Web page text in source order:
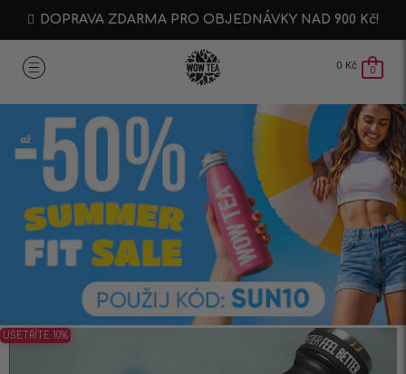
DOPRAVA ZDARMA PRO OBJEDNÁVKY NAD 900 Kč!
0 Kč 0
UŠETŘÍTE 10%